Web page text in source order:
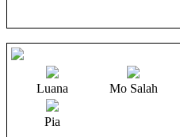
Luana Mo Salah
Pia